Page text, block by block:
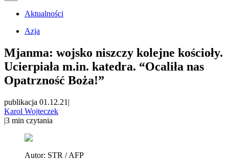
Aktualności
Azja
Mjanma: wojsko niszczy kolejne kościoły.
Ucierpiała m.in. katedra. “Ocaliła nas
Opatrzność Boża!”
publikacja 01.12.21 |
Karol Wojteczek
|3 min czytania
Autor: STR / AFP